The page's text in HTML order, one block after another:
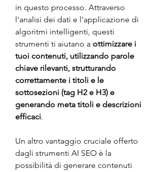
in questo processo. Attraverso
l'analisi dei dati e l'applicazione di
algoritmi intelligenti, questi
strumenti ti aiutano a ottimizzare i
tuoi contenuti, utilizzando parole
chiave rilevanti, strutturando
correttamente i titoli e le
sottosezioni (tag H2 e H3) e
generando meta titoli e descrizioni
efficaci.
Un altro vantaggio cruciale offerto
dagli strumenti AI SEO è la
possibilità di generare contenuti